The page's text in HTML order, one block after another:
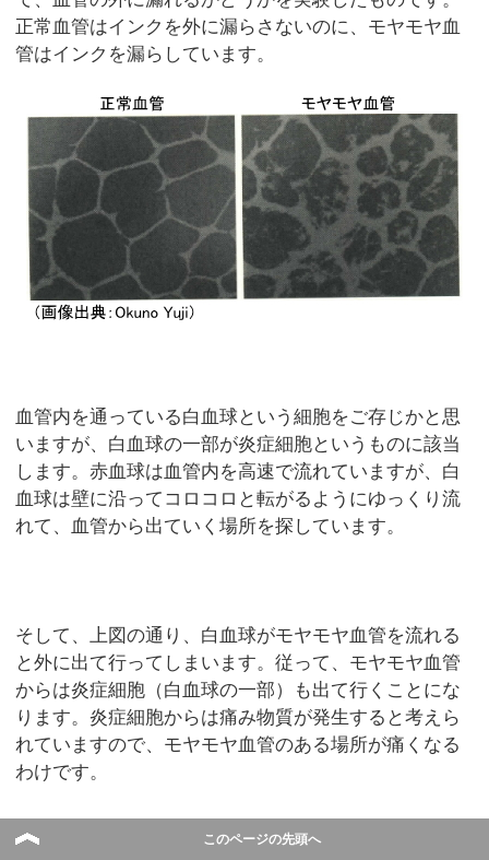
正常血管はインクを外に漏らさないのに、モヤモヤ血
管はインクを漏らしています。
血管内を通っている白血球という細胞をご存じかと思
いますが、白血球の一部が炎症細胞というものに該当
します。赤血球は血管内を高速で流れていますが、白
血球は壁に沿ってコロコロと転がるようにゆっくり流
れて、血管から出ていく場所を探しています。
そして、上図の通り、白血球がモヤモヤ血管を流れる
と外に出て行ってしまいます。従って、モヤモヤ血管
からは炎症細胞（白血球の一部）も出て行くことにな
ります。炎症細胞からは痛み物質が発生すると考えら
れていますので、モヤモヤ血管のある場所が痛くなる
わけです。
このページの先頭へ